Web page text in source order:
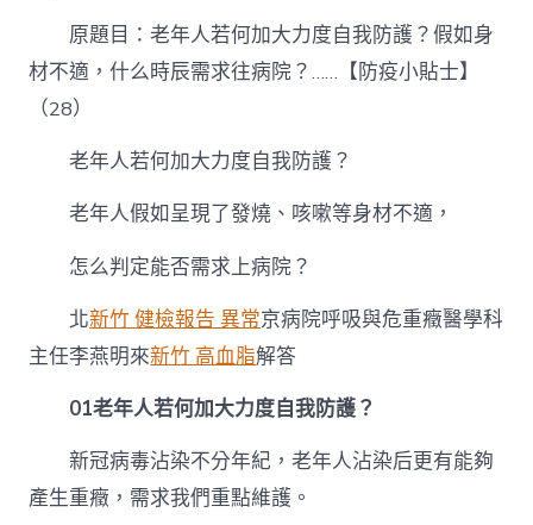
｜
老
年
人
診
所
加
大
防
護？
原題目：老年人若何加大力度自我防護？假如身
材不適，什么時辰需求往病院？……【防疫小貼士】
（28）
老年人若何加大力度自我防護？
老年人假如呈現了發燒、咳嗽等身材不適，
怎么判定能否需求上病院？
北新竹 健檢報告 異常京病院呼吸與危重癥醫學科
主任李燕明來新竹 高血脂解答
01老年人若何加大力度自我防護？
新冠病毒沾染不分年紀，老年人沾染后更有能夠
產生重癥，需求我們重點維護。